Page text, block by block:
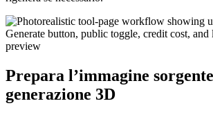
Prepara l’immagine
generazione 3D